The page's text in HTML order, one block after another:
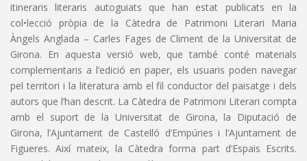
itineraris literaris autoguiats que han estat publicats en la
col•lecció pròpia de la Càtedra de Patrimoni Literari Maria
Àngels Anglada – Carles Fages de Climent de la Universitat de
Girona. En aquesta versió web, que també conté materials
complementaris a l’edició en paper, els usuaris poden navegar
pel territori i la literatura amb el fil conductor del paisatge i dels
autors que l’han descrit. La Càtedra de Patrimoni Literari compta
amb el suport de la Universitat de Girona, la Diputació de
Girona, l’Ajuntament de Castelló d’Empúries i l’Ajuntament de
Figueres. Així mateix, la Càtedra forma part d’Espais Escrits.